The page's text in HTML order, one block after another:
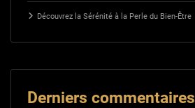
Découvrez la Sérénité à la Perle du Bien-Être
Derniers commentaires